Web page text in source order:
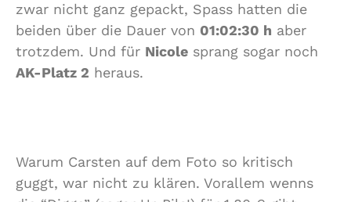
zwar nicht ganz gepackt, Spass hatten die
beiden über die Dauer von 01:02:30 h aber
trotzdem. Und für Nicole sprang sogar noch
AK-Platz 2 heraus.
Warum Carsten auf dem Foto so kritisch
guggt, war nicht zu klären. Vorallem wenns